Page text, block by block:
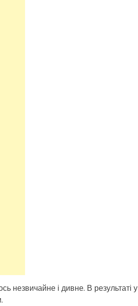
незвичайне і дивне. В результаті у